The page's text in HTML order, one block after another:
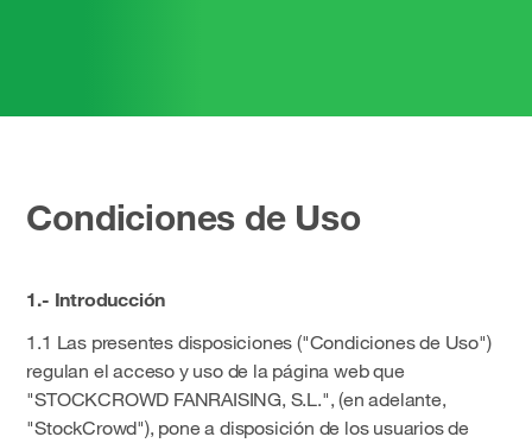
Condiciones de Uso
1.- Introducción
1.1 Las presentes disposiciones ("Condiciones de Uso")
regulan el acceso y uso de la página web que
"STOCKCROWD FANRAISING, S.L.", (en adelante,
"StockCrowd"), pone a disposición de los usuarios de